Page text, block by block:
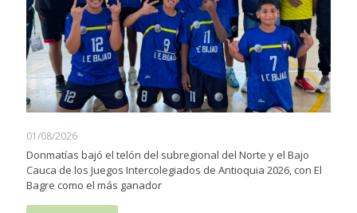
01/08/2026
Donmatías bajó el telón del subregional del Norte y el Bajo
Cauca de los Juegos Intercolegiados de Antioquia 2026, con El
Bagre como el más ganador